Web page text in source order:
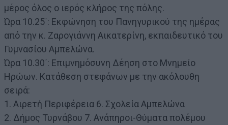
μέρος όλος ο ιερός κλήρος της πόλης.
Ώρα 10.25΄: Εκφώνηση του Πανηγυρικού της ημέρας
από την κ. Ζαρογιάννη Αικατερίνη, εκπαιδευτικό του
Γυμνασίου Αμπελώνα.
Ώρα 10.30΄: Επιμνημόσυνη Δέηση στο Μνημείο
Ηρώων. Κατάθεση στεφάνων με την ακόλουθη
σειρά:
1. Αιρετή Περιφέρεια 6. Σχολεία Αμπελώνα
2. Δήμος Τυρνάβου 7. Ανάπηροι-Θύματα πολέμου